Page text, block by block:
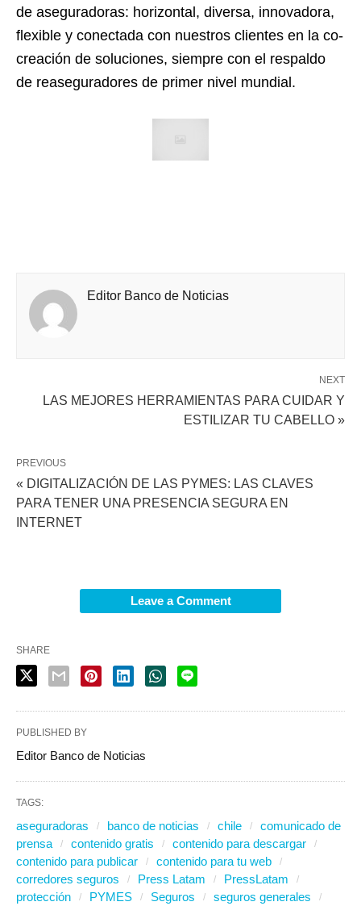
de aseguradoras: horizontal, diversa, innovadora,
flexible y conectada con nuestros clientes en la co-
creación de soluciones, siempre con el respaldo
de reaseguradores de primer nivel mundial.
Editor Banco de Noticias
NEXT
LAS MEJORES HERRAMIENTAS PARA CUIDAR Y
ESTILIZAR TU CABELLO »
PREVIOUS
« DIGITALIZACIÓN DE LAS PYMES: LAS CLAVES
PARA TENER UNA PRESENCIA SEGURA EN
INTERNET
Leave a Comment
SHARE
PUBLISHED BY
Editor Banco de Noticias
TAGS:
aseguradoras banco de noticias chile
comunicado de
prensa
contenido gratis
contenido para descargar
contenido para publicar
contenido para tu web
corredores seguros
Press Latam
PressLatam
protección
PYMES Seguros
seguros generales